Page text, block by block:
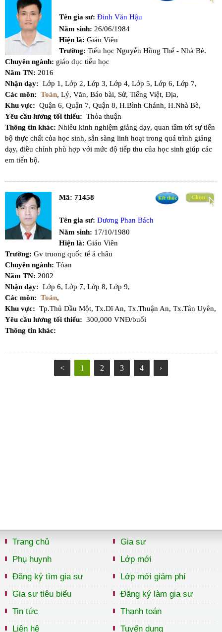
Tên gia sư: Đinh Văn Hậu
Năm sinh: 26/06/1984
Hiện là: Giáo Viên
Trường: Tiểu học Nguyễn Hồng Thế - Nhà Bè.
Chuyên ngành: giáo dục tiểu học
Năm TN: 2016
Nhận dạy: Lớp 1, Lớp 2, Lớp 3, Lớp 4, Lớp 5, Lớp 6, Lớp 7,
Các môn: Toán, Lý, Văn, Báo bài, Sử, Tiếng Việt, Địa,
Khu vực: Quận 6, Quận 7, Quận 8, H.Bình Chánh, H.Nhà Bè,
Yêu cầu lương tối thiểu: Thỏa thuận
Thông tin khác: Nhiều kinh nghiệm giảng dạy, quan tâm tới sự tiến
bộ thực chất của học sinh, sẵn sàng linh hoạt trong quá trình giảng
dạy, điều chỉnh phù hợp với mức độ tiếp thu của học sinh giúp các
em tiến bộ.
Mã: 71458
Tên gia sư: Dương Phan Bách
Năm sinh: 17/10/1980
Hiện là: Giáo Viên
Trường: Gv truong quốc tế á châu
Chuyên ngành: Tóan
Năm TN: 2002
Nhận dạy: Lớp 6, Lớp 7, Lớp 8, Lớp 9,
Các môn: Toán,
Khu vực: Tp.Thủ Dầu Một, Tx.Dĩ An, Tx.Thuận An, Tx.Tân Uyên,
Yêu cầu lương tối thiểu: 300,000 VNĐ/buổi
Thông tin khác:
< 1 2 3 4 ›
Trang chủ
Phụ huynh
Đăng ký tìm gia sư
Gia sư tiêu biểu
Tin tức
Liên hệ
Gia sư
Lớp mới
Lớp mới giảm phí
Đăng ký làm gia sư
Thanh toán
Tuyển dụng